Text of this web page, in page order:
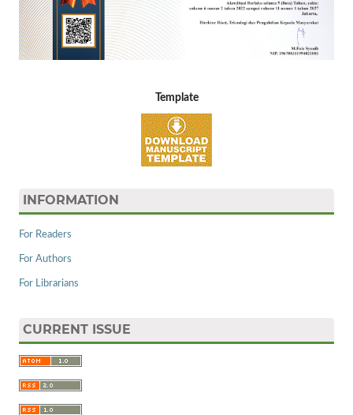
Template
INFORMATION
For Readers
For Authors
For Librarians
CURRENT ISSUE